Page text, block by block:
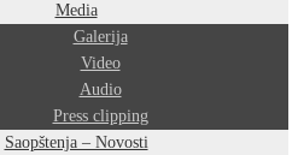
Media
Galerija
Video
Audio
Press clipping
Saopštenja – Novosti